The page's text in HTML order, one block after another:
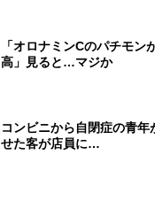
「オロナミンCのパチモン
高」見ると…マジか
コンビニから自閉症の青
せた客が店員に…